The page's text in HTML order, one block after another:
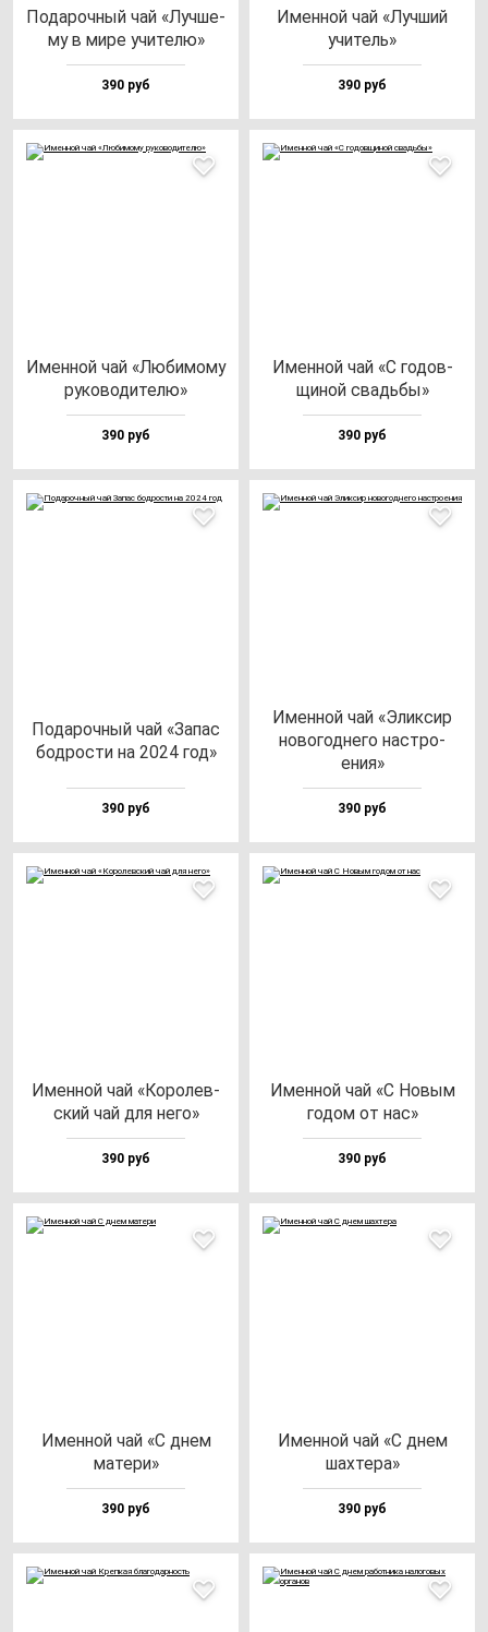
Пода­роч­ный чай «Луч­ше­
му в ми­ре учи­те­лю»
390 руб
Имен­ной чай «Луч­ший
учи­тель»
390 руб
Имен­ной чай «Люби­мо­му
ру­ко­во­ди­те­лю»
390 руб
Имен­ной чай «С го­дов­
щи­ной свадь­бы»
390 руб
Пода­роч­ный чай «Запас
бод­рос­ти на 2024 год»
390 руб
Имен­ной чай «Элик­сир
но­во­год­не­го нас­тро­
ения»
390 руб
Имен­ной чай «Коро­лев­
ский чай для не­го»
390 руб
Имен­ной чай «С Новым
го­дом от нас»
390 руб
Имен­ной чай «С днем
ма­те­ри»
390 руб
Имен­ной чай «С днем
шах­те­ра»
390 руб